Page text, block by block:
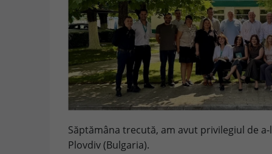
Săptămâna trecută, am avut privilegiul de
Plovdiv (Bulgaria).